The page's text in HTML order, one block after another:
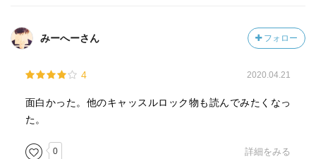
・スティーヴン・キングのホラーものも読んでみたい気持
みーへーさん フォロー
4 2020.04.21
面白かった。他のキャッスルロック物も読んでみたくなっ
た。
0 詳細をみる